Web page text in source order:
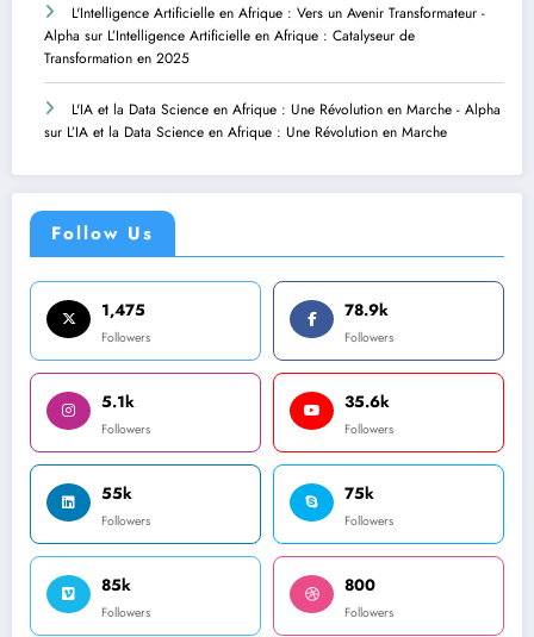
L'Intelligence Artificielle en Afrique : Vers un Avenir Transformateur -
Alpha sur L’Intelligence Artificielle en Afrique : Catalyseur de
Transformation en 2025
L'IA et la Data Science en Afrique : Une Révolution en Marche - Alpha
sur L’IA et la Data Science en Afrique : Une Révolution en Marche
Follow Us
1,475
Followers
78.9k
Followers
5.1k
Followers
35.6k
Followers
55k
Followers
75k
Followers
85k
Followers
800
Followers